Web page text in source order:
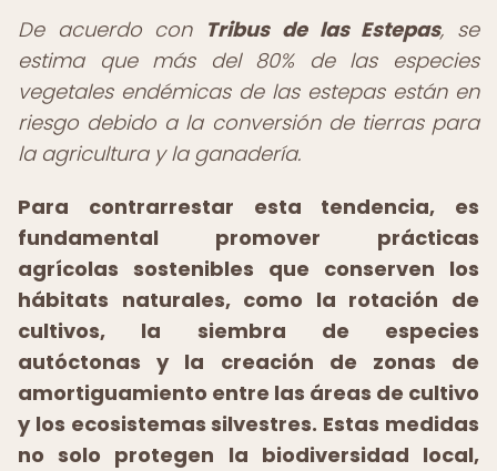
De acuerdo con Tribus de las Estepas, se
estima que más del 80% de las especies
vegetales endémicas de las estepas están en
riesgo debido a la conversión de tierras para
la agricultura y la ganadería.
Para contrarrestar esta tendencia, es
fundamental promover prácticas
agrícolas sostenibles que conserven los
hábitats naturales, como la rotación de
cultivos, la siembra de especies
autóctonas y la creación de zonas de
amortiguamiento entre las áreas de cultivo
y los ecosistemas silvestres. Estas medidas
no solo protegen la biodiversidad local,